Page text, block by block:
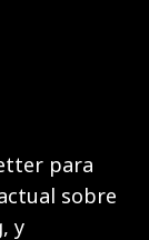
para
sobre
y